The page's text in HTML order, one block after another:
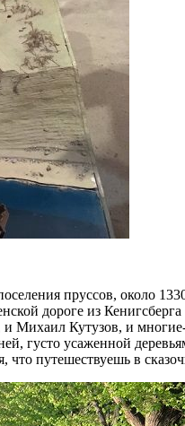
пруссов, около
дороге из
Кутузов, и
густо усаженной
путешествуешь в